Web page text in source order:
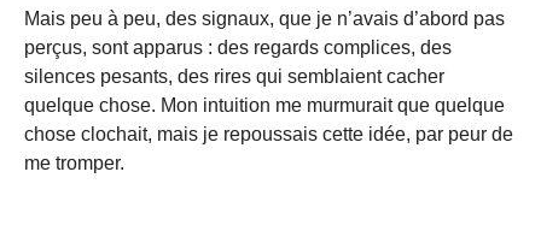
Mais peu à peu, des signaux, que je n’avais d’abord pas
perçus, sont apparus : des regards complices, des
silences pesants, des rires qui semblaient cacher
quelque chose. Mon intuition me murmurait que quelque
chose clochait, mais je repoussais cette idée, par peur de
me tromper.